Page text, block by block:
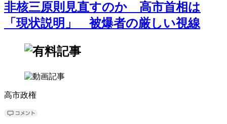
非核三原則見直すのか 高市首相は
「現状説明」 被爆者の厳しい視線
高市政権